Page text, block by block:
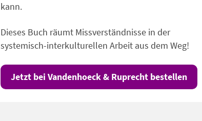
kann.
Dieses Buch räumt Missverständnisse in der
systemisch-interkulturellen Arbeit aus dem Weg!
Jetzt bei Vandenhoeck & Ruprecht bestellen